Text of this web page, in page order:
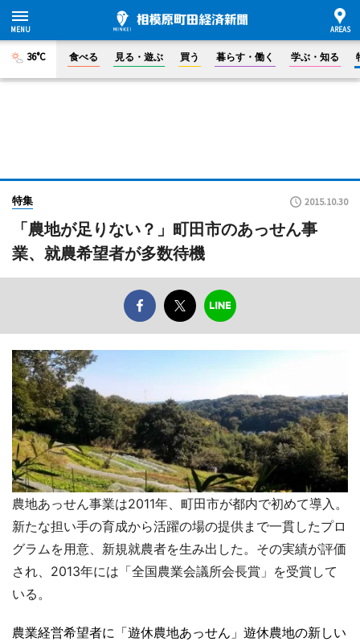
36°C 食べる 見る・遊ぶ 買う 暮らす・働く 学ぶ・知る
特集 2015.10.30
「農地が足りない？」町田市のあっせん事
業、就農希望者が多数待機
農地あっせん事業は2011年、町田市が都内で初めて導入。
新たな担い手の育成から活躍の場の提供まで一貫したプロ
グラムを用意、新規就農者を生み出した。その実績が評価
され、2013年には「全国農業会議所会長賞」を受賞して
いる。
農業経営希望者に「遊休農地あっせん」 遊休農地の新しい